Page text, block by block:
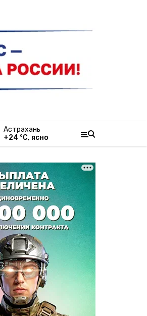
Астрахань
+24 °С, ясно